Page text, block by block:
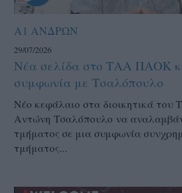
Α1 ΑΝΔΡΩΝ
29/07/2026
Νέα σελίδα στο ΤΑΑ ΠΑΟΚ
συμφωνία με Τσαλόπουλο
Νέο κεφάλαιο στα διοικητικά
Αντώνη Τσαλόπουλο να
τμήματος σε μια συμφωνία
τμήματος...